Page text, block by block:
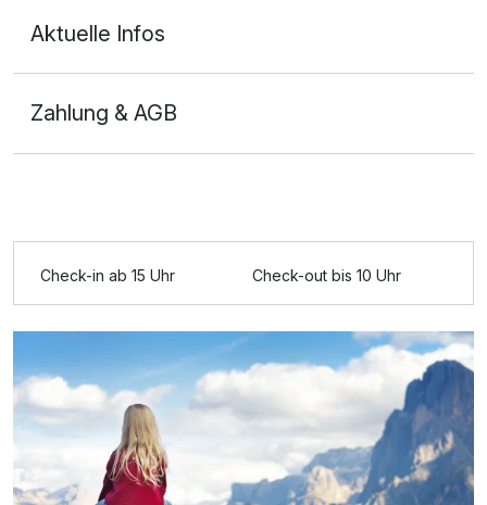
Für 3 Tage p.P. ab229,52 €
Junior Suite B
2 Erwachsene und 2 Kinder
Aktuelle Infos
Zahlung & AGB
Check-in ab 15 Uhr Check-out bis 10 Uhr